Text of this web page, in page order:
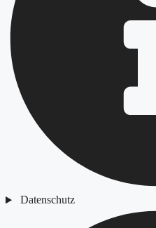
Datenschutz